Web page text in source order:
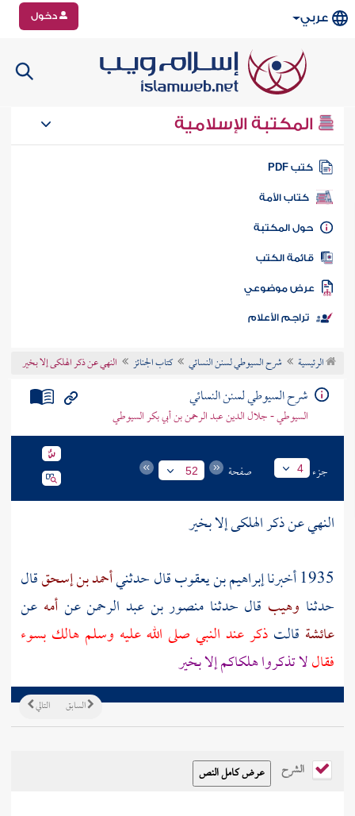
عربي دخول
المكتبة الإسلامية
كتب PDF
كتاب الأمة
المكتبة
الكتب
موضوعي
تراجم الأعلام
الرئيسية شرح السيوطي لسنن النسائي كتاب الجنائز النهي عن ذكر الهلكى إلا بخير
شرح السيوطي لسنن النسائي
السيوطي - جلال الدين عبد الرحمن بن أبي بكر السيوطي
جزء 4 صفحة 52
النهي عن ذكر الهلكى إلا بخير
1935 أخبرنا
إبراهيم بن يعقوبقال حدثنيأحمد بن إسحققال
حدثنا وهيب قال حدثنا منصور بن عبد الرحمنعنأمه عن
عائشة قالتذكر عند النبي صلى الله عليه وسلم هالك بسوء
فقاللا تذكروا هلكاكم إلا بخير
التالي السابق
الشرح